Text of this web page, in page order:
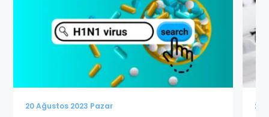
20 Ağustos 2023 Pazar 20